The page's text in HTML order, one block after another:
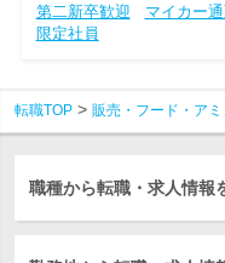
第二新卒歓迎
マイカー
限定社員
転職TOP 販売・フード・ア
職種から転職・求人情報